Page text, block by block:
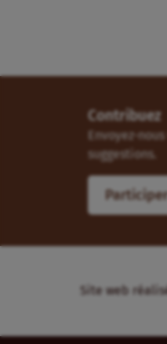
Contribuez
Envoyez-
suggestions.
Participer
Site web